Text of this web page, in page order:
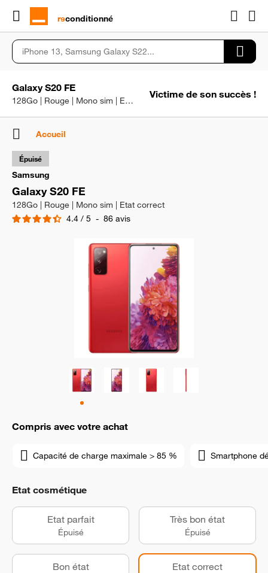
rɘconditionné
Galaxy S20 FE
128Go | Rouge | Mono sim | Etat correct
Victime de son succès !
Accueil
Samsung
Galaxy S20 FE
128Go | Rouge | Mono sim | Etat correct
4.4 / 5 - 86 avis
Épuisé
Compris avec votre achat
Capacité de charge maximale > 85 % Smartphone
Etat cosmétique
Etat parfait
Épuisé
Très bon état
Épuisé
Bon état Etat correct